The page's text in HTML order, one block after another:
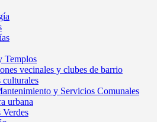
Templos
vecinales y clubes de barrio
culturales
y Servicios Comunales
urbana
Verdes